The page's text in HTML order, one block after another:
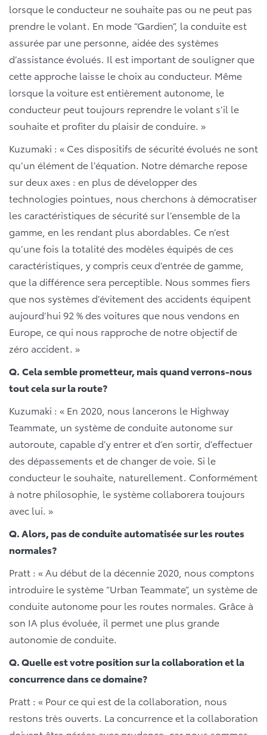
lorsque le conducteur ne souhaite pas ou ne peut pas
prendre le volant. En mode “Gardien”, la conduite est
assurée par une personne, aidée des systèmes
d’assistance évolués. Il est important de souligner que
cette approche laisse le choix au conducteur. Même
lorsque la voiture est entièrement autonome, le
conducteur peut toujours reprendre le volant s’il le
souhaite et profiter du plaisir de conduire. »
Kuzumaki : « Ces dispositifs de sécurité évolués ne sont
qu’un élément de l’équation. Notre démarche repose
sur deux axes : en plus de développer des
technologies pointues, nous cherchons à démocratiser
les caractéristiques de sécurité sur l’ensemble de la
gamme, en les rendant plus abordables. Ce n’est
qu’une fois la totalité des modèles équipés de ces
caractéristiques, y compris ceux d’entrée de gamme,
que la différence sera perceptible. Nous sommes fiers
que nos systèmes d’évitement des accidents équipent
aujourd’hui 92 % des voitures que nous vendons en
Europe, ce qui nous rapproche de notre objectif de
zéro accident. »
Q. Cela semble prometteur, mais quand verrons-nous
tout cela sur la route?
Kuzumaki : « En 2020, nous lancerons le Highway
Teammate, un système de conduite autonome sur
autoroute, capable d’y entrer et d’en sortir, d’effectuer
des dépassements et de changer de voie. Si le
conducteur le souhaite, naturellement. Conformément
à notre philosophie, le système collaborera toujours
avec lui. »
Q. Alors, pas de conduite automatisée sur les routes
normales?
Pratt : « Au début de la décennie 2020, nous comptons
introduire le système “Urban Teammate”, un système de
conduite autonome pour les routes normales. Grâce à
son IA plus évoluée, il permet une plus grande
autonomie de conduite.
Q. Quelle est votre position sur la collaboration et la
concurrence dans ce domaine?
Pratt : « Pour ce qui est de la collaboration, nous
restons très ouverts. La concurrence et la collaboration